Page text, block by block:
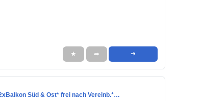
★ ➦ ➜
Süd & Ost* frei nach Vereinb.*…